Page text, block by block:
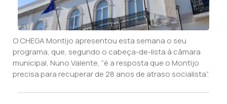
O CHEGA Montijo apresentou esta semana o seu
programa, que, segundo o cabeça-de-lista à câmara
municipal, Nuno Valente, “é a resposta que o Montijo
precisa para recuperar de 28 anos de atraso socialista”.